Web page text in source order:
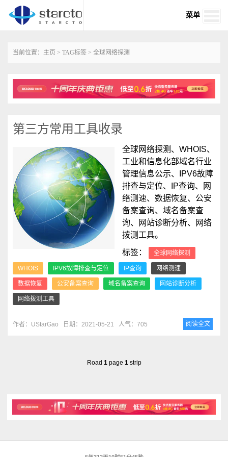
菜单
当前位置： 主页 > TAG标签 > 全球网络探测
第三方常用工具收录
全球网络探测、WHOIS、
工业和信息化部域名行业
管理信息公示、IPV6故障
排查与定位、IP查询、网
络测速、数据恢复、公安
备案查询、域名备案查
询、网站诊断分析、网络
拨测工具。
标签：
全球网络探测
WHOIS IPV6故障排查与定位 IP查询 网络测速
数据恢复 公安备案查询 域名备案查询 网站诊断分析
网络拨测工具
作者：UStarGao 日期：2021-05-21 人气：705 阅读全文
Road 1page 1strip